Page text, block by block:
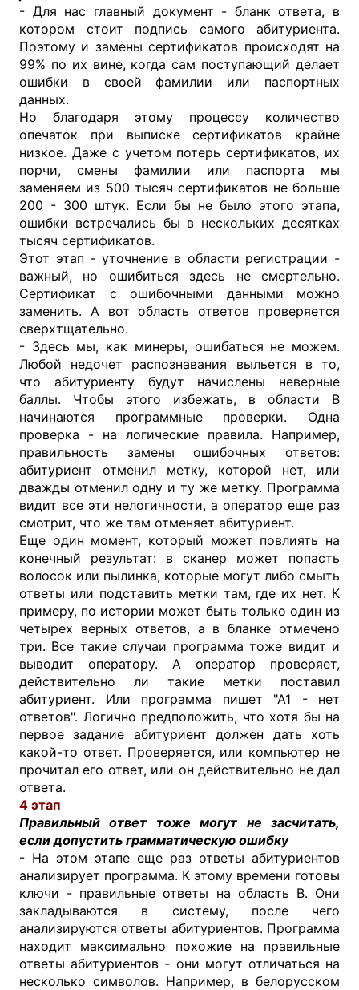
- Для нас главный документ - бланк ответа, в
котором стоит подпись самого абитуриента.
Поэтому и замены сертификатов происходят на
99% по их вине, когда сам поступающий делает
ошибки в своей фамилии или паспортных
данных.
Но благодаря этому процессу количество
опечаток при выписке сертификатов крайне
низкое. Даже с учетом потерь сертификатов, их
порчи, смены фамилии или паспорта мы
заменяем из 500 тысяч сертификатов не больше
200 - 300 штук. Если бы не было этого этапа,
ошибки встречались бы в нескольких десятках
тысяч сертификатов.
Этот этап - уточнение в области регистрации -
важный, но ошибиться здесь не смертельно.
Сертификат с ошибочными данными можно
заменить. А вот область ответов проверяется
сверхтщательно.
- Здесь мы, как минеры, ошибаться не можем.
Любой недочет распознавания выльется в то,
что абитуриенту будут начислены неверные
баллы. Чтобы этого избежать, в области В
начинаются программные проверки. Одна
проверка - на логические правила. Например,
правильность замены ошибочных ответов:
абитуриент отменил метку, которой нет, или
дважды отменил одну и ту же метку. Программа
видит все эти нелогичности, а оператор еще раз
смотрит, что же там отменяет абитуриент.
Еще один момент, который может повлиять на
конечный результат: в сканер может попасть
волосок или пылинка, которые могут либо смыть
ответы или подставить метки там, где их нет. К
примеру, по истории может быть только один из
четырех верных ответов, а в бланке отмечено
три. Все такие случаи программа тоже видит и
выводит оператору. А оператор проверяет,
действительно ли такие метки поставил
абитуриент. Или программа пишет "А1 - нет
ответов". Логично предположить, что хотя бы на
первое задание абитуриент должен дать хоть
какой-то ответ. Проверяется, или компьютер не
прочитал его ответ, или он действительно не дал
ответа.
4 этап
Правильный ответ тоже могут не засчитать,
если допустить грамматическую ошибку
- На этом этапе еще раз ответы абитуриентов
анализирует программа. К этому времени готовы
ключи - правильные ответы на область В. Они
закладываются в систему, после чего
анализируются ответы абитуриентов. Программа
находит максимально похожие на правильные
ответы абитуриентов - они могут отличаться на
несколько символов. Например, в белорусском